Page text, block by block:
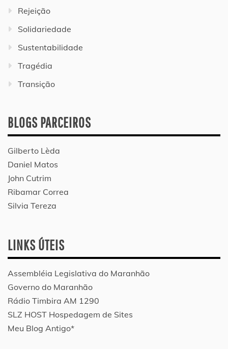
Rejeição
Solidariedade
Sustentabilidade
Tragédia
Transição
BLOGS PARCEIROS
Gilberto Lèda
Daniel Matos
John Cutrim
Ribamar Correa
Silvia Tereza
LINKS ÚTEIS
Assembléia Legislativa do Maranhão
Governo do Maranhão
Rádio Timbira AM 1290
SLZ HOST Hospedagem de Sites
Meu Blog Antigo*